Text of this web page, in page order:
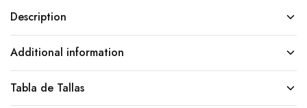
Description
Additional information
Tabla de Tallas